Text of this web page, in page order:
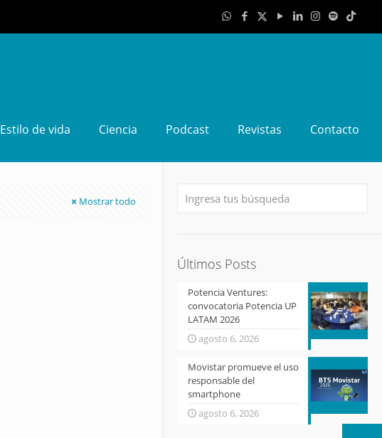
Estilo de vida Ciencia Podcast Revistas Contacto
Mostrar todo
Últimos Posts
Potencia Ventures:
convocatoria Potencia UP
LATAM 2026
agosto 6, 2026
Movistar promueve el uso
responsable del
smartphone
agosto 6, 2026